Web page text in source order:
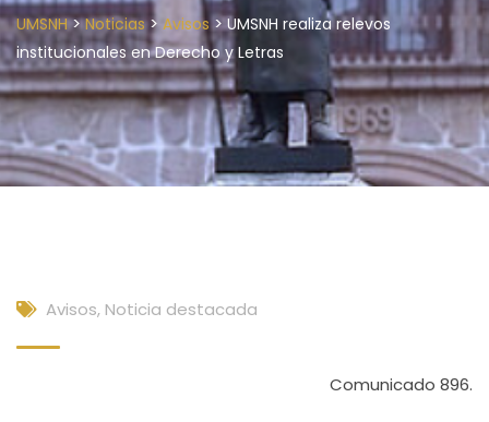
UMSNH>Noticias> Avisos >UMSNH realiza relevos
institucionales en Derecho y Letras
Avisos, Noticia destacada
Comunicado 896.